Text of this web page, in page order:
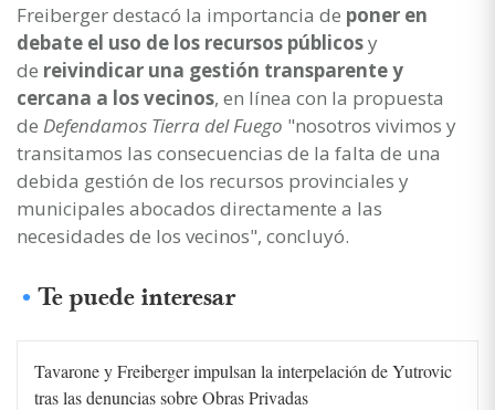
Freiberger destacó la importancia de poner en
debate el uso de los recursos públicosy
de reivindicar una gestión transparente y
cercana a los vecinos, en línea con la propuesta
de Defendamos Tierra del Fuego "nosotros vivimos y
transitamos las consecuencias de la falta de una
debida gestión de los recursos provinciales y
municipales abocados directamente a las
necesidades de los vecinos", concluyó.
Te puede interesar
Tavarone y Freiberger impulsan la interpelación de Yutrovic
tras las denuncias sobre Obras Privadas